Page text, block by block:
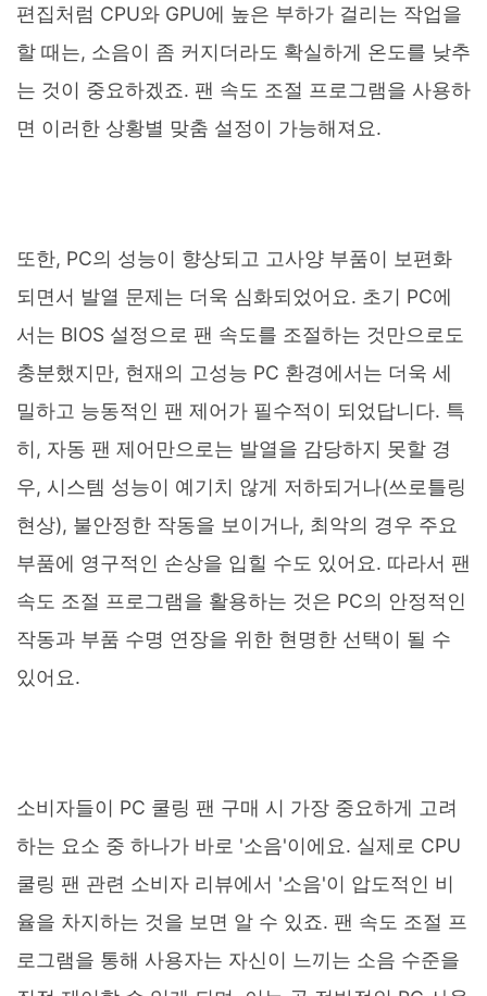
편집처럼 CPU와 GPU에 높은 부하가 걸리는 작업을
할 때는, 소음이 좀 커지더라도 확실하게 온도를 낮추
는 것이 중요하겠죠. 팬 속도 조절 프로그램을 사용하
면 이러한 상황별 맞춤 설정이 가능해져요.
또한, PC의 성능이 향상되고 고사양 부품이 보편화
되면서 발열 문제는 더욱 심화되었어요. 초기 PC에
서는 BIOS 설정으로 팬 속도를 조절하는 것만으로도
충분했지만, 현재의 고성능 PC 환경에서는 더욱 세
밀하고 능동적인 팬 제어가 필수적이 되었답니다. 특
히, 자동 팬 제어만으로는 발열을 감당하지 못할 경
우, 시스템 성능이 예기치 않게 저하되거나(쓰로틀링
현상), 불안정한 작동을 보이거나, 최악의 경우 주요
부품에 영구적인 손상을 입힐 수도 있어요. 따라서 팬
속도 조절 프로그램을 활용하는 것은 PC의 안정적인
작동과 부품 수명 연장을 위한 현명한 선택이 될 수
있어요.
소비자들이 PC 쿨링 팬 구매 시 가장 중요하게 고려
하는 요소 중 하나가 바로 '소음'이에요. 실제로 CPU
쿨링 팬 관련 소비자 리뷰에서 '소음'이 압도적인 비
율을 차지하는 것을 보면 알 수 있죠. 팬 속도 조절 프
로그램을 통해 사용자는 자신이 느끼는 소음 수준을